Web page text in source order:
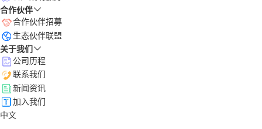
合作伙伴
合作伙伴招募
生态伙伴联盟
关于我们
公司历程
联系我们
新闻资讯
加入我们
中文